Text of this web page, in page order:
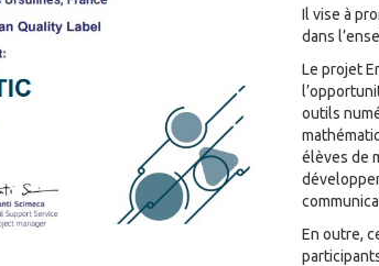
Il vise à
dans
Le projet
outils
élèves de
En outre,